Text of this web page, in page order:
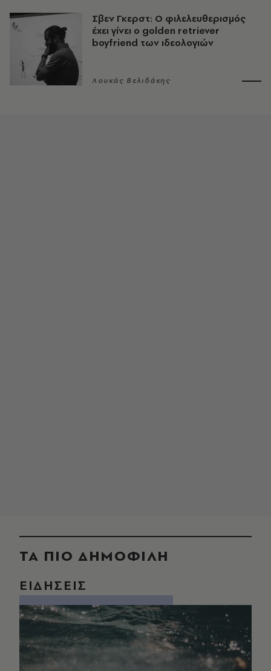
Σβεν Γκερστ: Ο φιλελευθερισμός
έχει γίνει ο golden retriever
boyfriend των ιδεολογιών
Λουκάς Βελιδάκης
ΤΑ ΠΙΟ ΔΗΜΟΦΙΛΗ
ΕΙΔΗΣΕΙΣ